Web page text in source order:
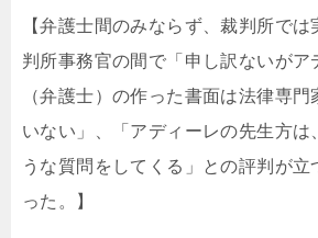
【弁護士間のみならず、裁判所で
判所事務官の間で「申し訳ないがア
（弁護士）の作った書面は法律専
いない」、「アディーレの先生方は
うな質問をしてくる」との評判が立
った。】